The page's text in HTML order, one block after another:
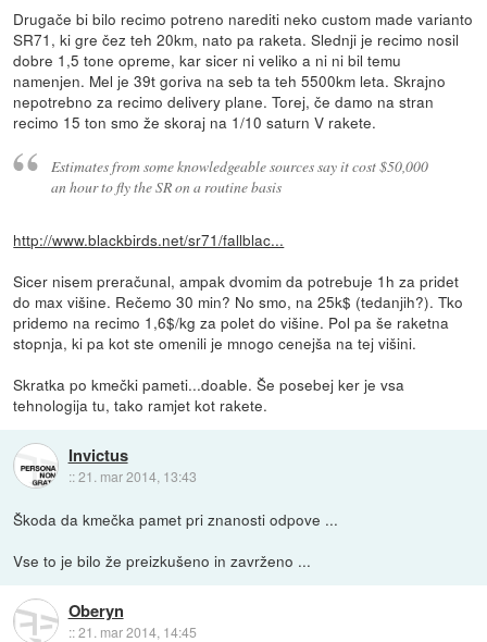
Drugače bi bilo recimo potreno narediti neko custom made varianto
SR71, ki gre čez teh 20km, nato pa raketa. Slednji je recimo nosil
dobre 1,5 tone opreme, kar sicer ni veliko a ni ni bil temu
namenjen. Mel je 39t goriva na seb ta teh 5500km leta. Skrajno
nepotrebno za recimo delivery plane. Torej, če damo na stran
recimo 15 ton smo že skoraj na 1/10 saturn V rakete.
Estimates from some knowledgeable sources say it cost $50,000
an hour to fly the SR on a routine basis
http://www.blackbirds.net/sr71/fallblac...
Sicer nisem preračunal, ampak dvomim da potrebuje 1h za pridet
do max višine. Rečemo 30 min? No smo, na 25k$ (tedanjih?). Tko
pridemo na recimo 1,6$/kg za polet do višine. Pol pa še raketna
stopnja, ki pa kot ste omenili je mnogo cenejša na tej višini.
Skratka po kmečki pameti...doable. Še posebej ker je vsa
tehnologija tu, tako ramjet kot rakete.
Invictus
::21. mar 2014, 13:43
Škoda da kmečka pamet pri znanosti odpove ...
Vse to je bilo že preizkušeno in zavrženo ...
Oberyn
::21. mar 2014, 14:45